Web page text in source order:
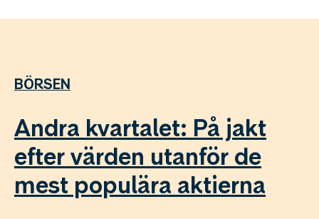
BÖRSEN
Andra kvartalet: På jakt
efter värden utanför de
mest populära aktierna